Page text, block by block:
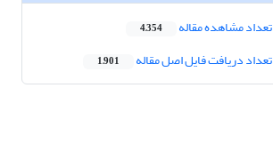
تعداد مشاهده مقاله 4,354
تعداد دریافت فایل اصل مقاله 1,901